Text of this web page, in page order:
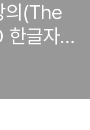
의(The
글자